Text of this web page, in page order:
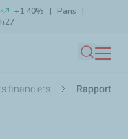
+1,40%
Paris
financiers
Rapport